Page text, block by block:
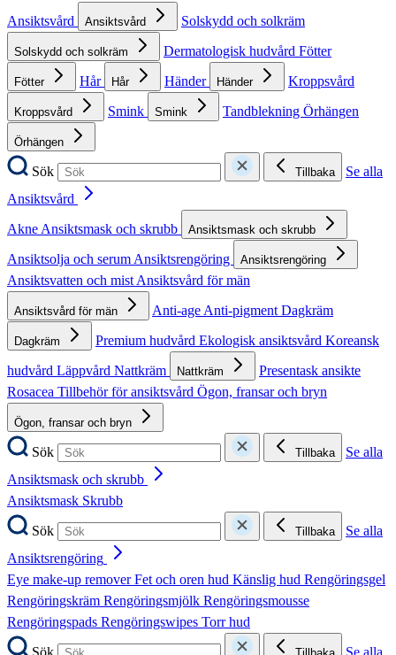
Ansiktsvård
Ansiktsvård Solskydd och solkräm
Solskydd och solkräm Dermatologisk hudvård Fötter
Fötter Hår Hår Händer Händer Kroppsvård
Kroppsvård Smink Smink Tandblekning Örhängen
Örhängen
Sök Tillbaka
Se alla
Ansiktsvård
AkneAnsiktsmask och skrubb Ansiktsmask och skrubb
Ansiktsolja och serumAnsiktsrengöring Ansiktsrengöring
Ansiktsvatten och mistAnsiktsvård för män
Ansiktsvård för män Anti-ageAnti-pigmentDagkräm
Dagkräm Premium hudvård Ekologisk ansiktsvård Koreansk
hudvård Läppvård Nattkräm Nattkräm
Presentask ansikte
Rosacea Tillbehör för ansiktsvård Ögon, fransar och bryn
Ögon, fransar och bryn
Sök Tillbaka
Se alla
Ansiktsmask och skrubb
Ansiktsmask Skrubb
Sök
Tillbaka
Se alla
Ansiktsrengöring
Eye make-up removerFet och oren hud Känslig hud Rengöringsgel
Rengöringskräm Rengöringsmjölk Rengöringsmousse
Rengöringspads Rengöringswipes Torr hud